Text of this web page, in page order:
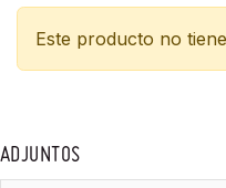
Este producto no
ADJUNTOS